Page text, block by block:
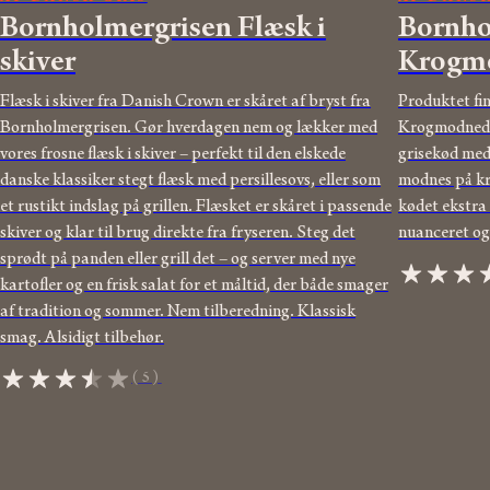
Bornholmer­gris­en Flæsk i
skiver
Flæsk i skiver fra Danish Crown er skåret af bryst fra
Bornholmergrisen. Gør hverdagen nem og lækker med
vores frosne flæsk i skiver – perfekt til den elskede
danske klassiker stegt flæsk med persillesovs, eller som
et rustikt indslag på grillen. Flæsket er skåret i passende
skiver og klar til brug direkte fra fryseren. Steg det
sprødt på panden eller grill det – og server med nye
kartofler og en frisk salat for et måltid, der både smager
af tradition og sommer. Nem tilberedning. Klassisk
smag. Alsidigt tilbehør.
(5)
Produktet
grisekød
modnes på
kødet ekstra
nuanceret